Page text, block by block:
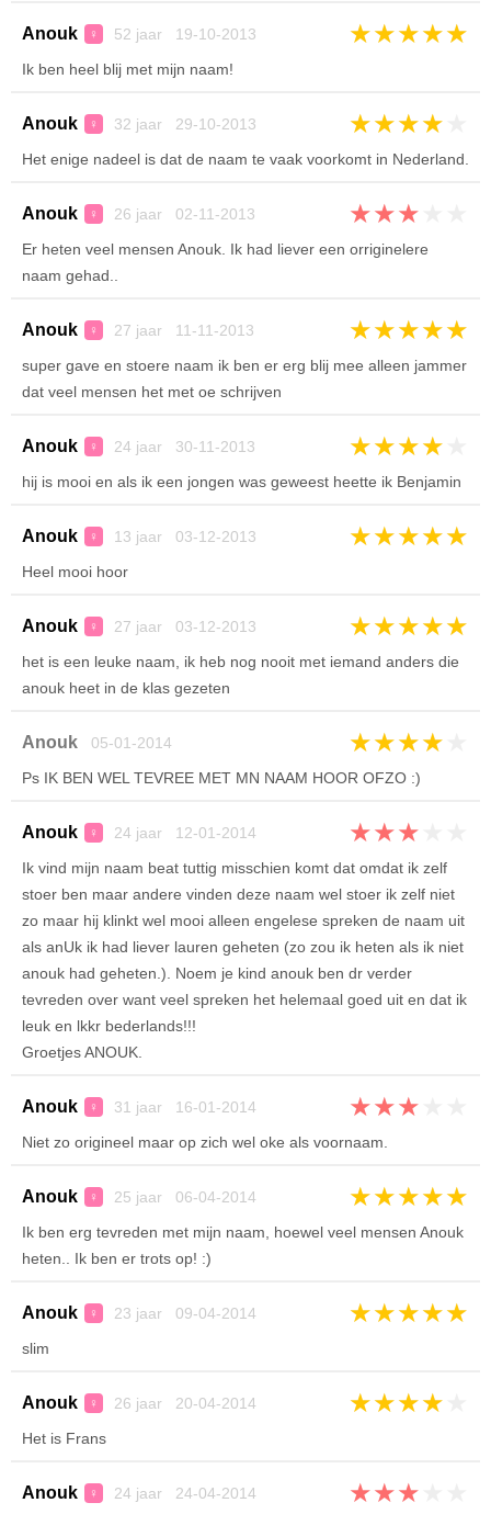
Anouk ♀ 52 jaar 19-10-2013 ★★★★★
Ik ben heel blij met mijn naam!
Anouk ♀ 32 jaar 29-10-2013 ★★★★
Het enige nadeel is dat de naam te vaak voorkomt in Nederland.
Anouk ♀ 26 jaar 02-11-2013 ★★★
Er heten veel mensen Anouk. Ik had liever een orriginelere
naam gehad..
Anouk ♀ 27 jaar 11-11-2013 ★★★★★
super gave en stoere naam ik ben er erg blij mee alleen jammer
dat veel mensen het met oe schrijven
Anouk ♀ 24 jaar 30-11-2013 ★★★★
hij is mooi en als ik een jongen was geweest heette ik Benjamin
Anouk ♀ 13 jaar 03-12-2013 ★★★★★
Heel mooi hoor
Anouk ♀ 27 jaar 03-12-2013 ★★★★★
het is een leuke naam, ik heb nog nooit met iemand anders die
anouk heet in de klas gezeten
Anouk 05-01-2014 ★★★★
Ps IK BEN WEL TEVREE MET MN NAAM HOOR OFZO :)
Anouk ♀ 24 jaar 12-01-2014 ★★★
Ik vind mijn naam beat tuttig misschien komt dat omdat ik zelf
stoer ben maar andere vinden deze naam wel stoer ik zelf niet
zo maar hij klinkt wel mooi alleen engelese spreken de naam uit
als anUk ik had liever lauren geheten (zo zou ik heten als ik niet
anouk had geheten.). Noem je kind anouk ben dr verder
tevreden over want veel spreken het helemaal goed uit en dat ik
leuk en lkkr bederlands!!!
Groetjes ANOUK.
Anouk ♀ 31 jaar 16-01-2014 ★★★
Niet zo origineel maar op zich wel oke als voornaam.
Anouk ♀ 25 jaar 06-04-2014 ★★★★★
Ik ben erg tevreden met mijn naam, hoewel veel mensen Anouk
heten.. Ik ben er trots op! :)
Anouk ♀ 23 jaar 09-04-2014 ★★★★★
slim
Anouk ♀ 26 jaar 20-04-2014 ★★★★
Het is Frans
Anouk ♀ 24 jaar 24-04-2014 ★★★